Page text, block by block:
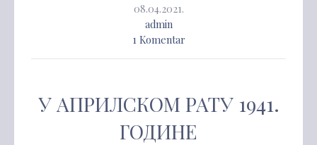
08.04.2021.
admin
1 Komentar
У АПРИЛСКОМ РАТУ 1941.
ГОДИНЕ